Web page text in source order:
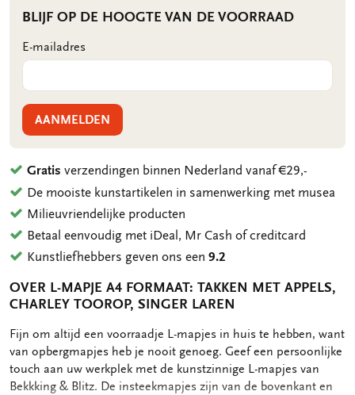
BLIJF OP DE HOOGTE VAN DE VOORRAAD
E-mailadres
AANMELDEN
Gratis verzendingen binnen Nederland vanaf €29,-
De mooiste kunstartikelen in samenwerking met musea
Milieuvriendelijke producten
Betaal eenvoudig met iDeal, Mr Cash of creditcard
Kunstliefhebbers geven ons een9.2
OVER L-MAPJE A4 FORMAAT: TAKKEN MET APPELS,
CHARLEY TOOROP, SINGER LAREN
OMSCHRIJVING
Fijn om altijd een voorraadje L-mapjes in huis te hebben, want
van opbergmapjes heb je nooit genoeg. Geef een persoonlijke
touch aan uw werkplek met de kunstzinnige L-mapjes van
Bekkking & Blitz. De insteekmapjes zijn van de bovenkant en